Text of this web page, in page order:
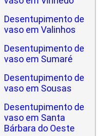
Desentupimento de
vaso em Valinhos
Desentupimento de
vaso em Sumaré
Desentupimento de
vaso em Sousas
Desentupimento de
vaso em Santa
Bárbara do Oeste